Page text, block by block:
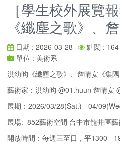
［學生校外展覽
《纖塵之歌》、
日期 : 2026-03-28 點閱 : 164
單位 : 美術系
洪幼昀《纖塵之歌》、詹晴安《集隅
藝術家：洪幼昀 @01.huun 詹晴安
展期：2026/03/28(Sat.) - 04/
展場: 852藝術空間 台中市龍井區
開放時間：每週三至日，平1300 -